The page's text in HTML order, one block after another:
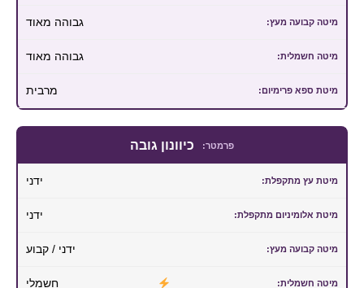
גבוהה מאוד
גבוהה מאוד
מרבית
כיוונון גובה
ידני
ידני
ידני / קבוע
חשמלי